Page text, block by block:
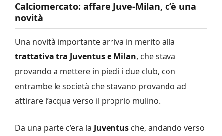
Calciomercato: affare Juve-Milan, c’è una
novità
Una novità importante arriva in merito alla
trattativa tra Juventus e Milan, che stava
provando a mettere in piedi i due club, con
entrambe le società che stavano provando ad
attirare l’acqua verso il proprio mulino.
Da una parte c’era la Juventus che, andando verso